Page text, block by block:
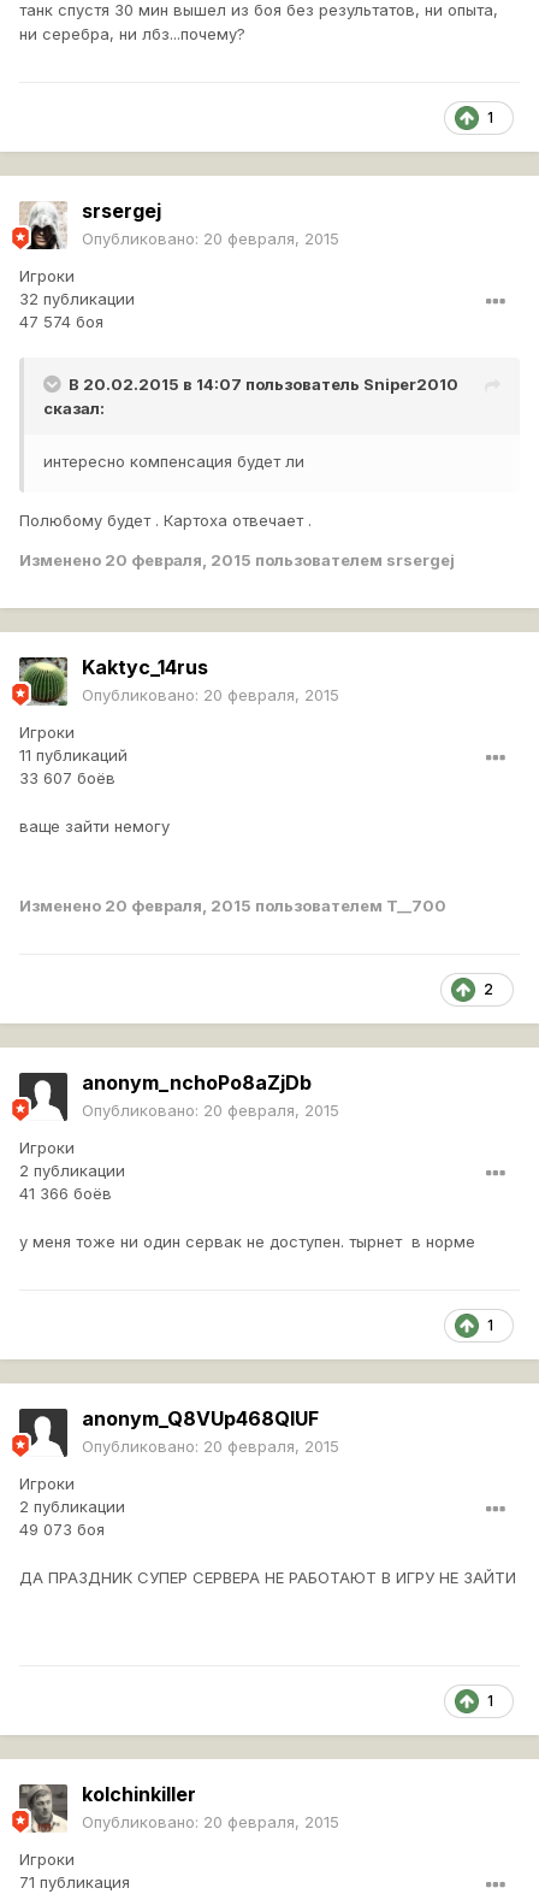
танк спустя 30 мин вышел из боя без результатов, ни опыта,
ни серебра, ни лбз...почему?
1
srsergej
Опубликовано: 20 февраля, 2015
Игроки
32 публикации
47 574 боя
В 20.02.2015 в 14:07 пользователь Sniper2010
сказал:
интересно компенсация будет ли
Полюбому будет . Картоха отвечает .
Изменено 20 февраля, 2015 пользователем srsergej
Kaktyc_14rus
Опубликовано: 20 февраля, 2015
Игроки
11 публикаций
33 607 боёв
ваще зайти немогу
Изменено 20 февраля, 2015 пользователем T__700
2
anonym_nchoPo8aZjDb
Опубликовано: 20 февраля, 2015
Игроки
2 публикации
41 366 боёв
у меня тоже ни один сервак не доступен. тырнет в норме
1
anonym_Q8VUp468QlUF
Опубликовано: 20 февраля, 2015
Игроки
2 публикации
49 073 боя
ДА ПРАЗДНИК СУПЕР СЕРВЕРА НЕ РАБОТАЮТ В ИГРУ НЕ ЗАЙТИ
1
kolchinkiller
Опубликовано: 20 февраля, 2015
Игроки
71 публикация